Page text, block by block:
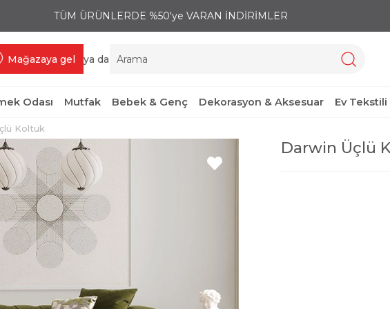
TÜM ÜRÜNLERDE %50'ye VARAN İNDİRİMLER
Mağazaya gel ya da
Odası Mutfak Bebek & Genç Dekorasyon & Aksesuar Ev Tekstili
Koltuk
Darwin Üçlü